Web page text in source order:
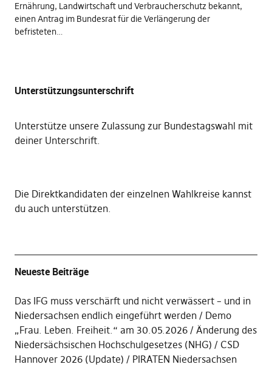
Ernährung, Landwirtschaft und Verbraucherschutz bekannt,
einen Antrag im Bundesrat für die Verlängerung der
befristeten…
Unterstützungsunterschrift
Unterstütze unsere Zulassung zur Bundestagswahl mit
deiner Unterschrift.
Die Direktkandidaten der einzelnen Wahlkreise kannst
du auch unterstützen.
Neueste Beiträge
Das IFG muss verschärft und nicht verwässert – und in
Niedersachsen endlich eingeführt werden
Demo
„Frau. Leben. Freiheit.“ am 30.05.2026
Änderung des
Niedersächsischen Hochschulgesetzes (NHG)
CSD
Hannover 2026 (Update)
PIRATEN Niedersachsen